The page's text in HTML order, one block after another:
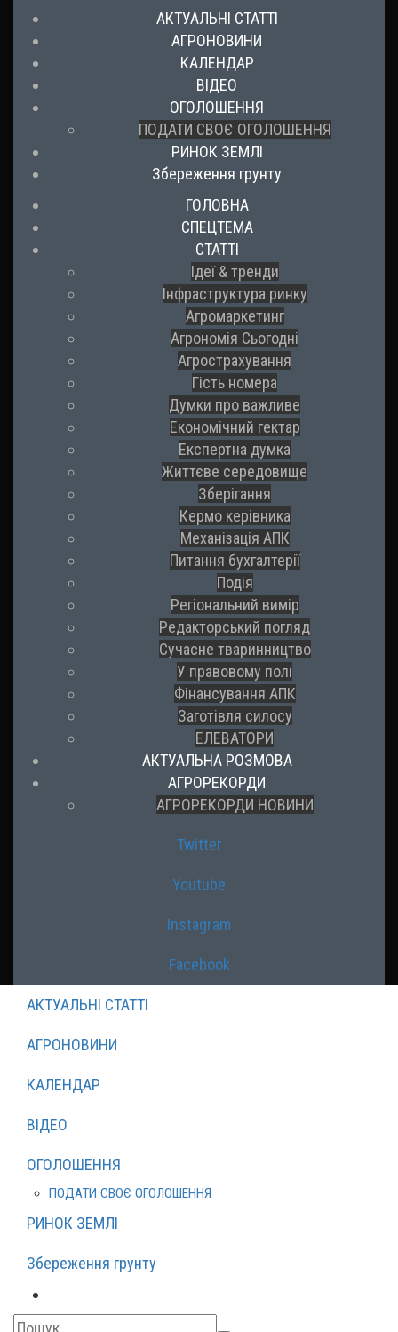
АКТУАЛЬНІ СТАТТІ
АГРОНОВИНИ
КАЛЕНДАР
ВІДЕО
ОГОЛОШЕННЯ
ПОДАТИ СВОЄ ОГОЛОШЕННЯ
РИНОК ЗЕМЛІ
Збереження грунту
ГОЛОВНА
СПЕЦТЕМА
СТАТТІ
Ідеї & тренди
Інфраструктура ринку
Агромаркетинг
Агрономія Сьогодні
Агрострахування
Гість номера
Думки про важливе
Економічний гектар
Експертна думка
Життєве середовище
Зберігання
Кермо керівника
Механізація АПК
Питання бухгалтерії
Подія
Регіональний вимір
Редакторський погляд
Сучасне тваринництво
У правовому полі
Фінансування АПК
Заготівля силосу
ЕЛЕВАТОРИ
АКТУАЛЬНА РОЗМОВА
АГРОРЕКОРДИ
АГРОРЕКОРДИ НОВИНИ
Twitter
Youtube
Instagram
Facebook
АКТУАЛЬНІ СТАТТІ
АГРОНОВИНИ
КАЛЕНДАР
ВІДЕО
ОГОЛОШЕННЯ
ПОДАТИ СВОЄ ОГОЛОШЕННЯ
РИНОК ЗЕМЛІ
Збереження грунту